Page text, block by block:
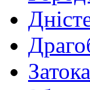
Затока